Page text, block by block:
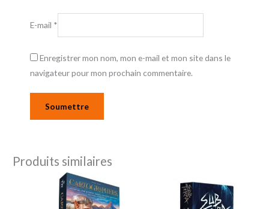
E-mail *
Enregistrer mon nom, mon e-mail et mon site dans le
navigateur pour mon prochain commentaire.
Produits similaires